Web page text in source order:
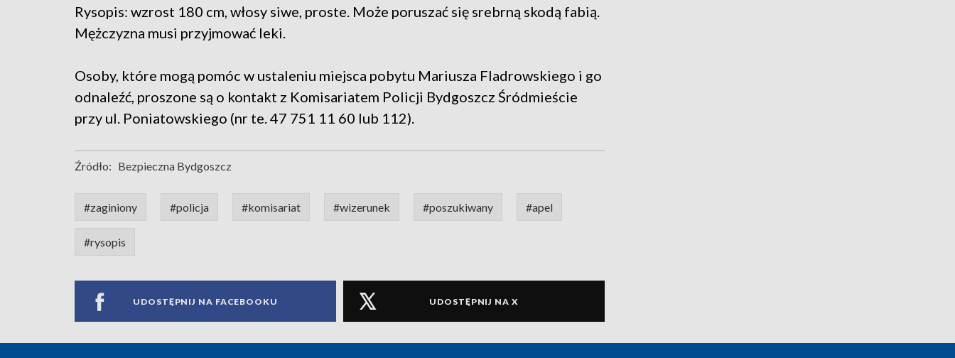
Rysopis: wzrost 180 cm, włosy siwe, proste. Może poruszać się srebrną skodą fabią.
Mężczyzna musi przyjmować leki.
Osoby, które mogą pomóc w ustaleniu miejsca pobytu Mariusza Fladrowskiego i go
odnaleźć, proszone są o kontakt z Komisariatem Policji Bydgoszcz Śródmieście
przy ul. Poniatowskiego (nr te. 47 751 11 60 lub 112).
Źródło: Bezpieczna Bydgoszcz
#zaginiony #policja #komisariat #wizerunek #poszukiwany #apel
#rysopis
UDOSTĘPNIJ NA FACEBOOKU UDOSTĘPNIJ NA X